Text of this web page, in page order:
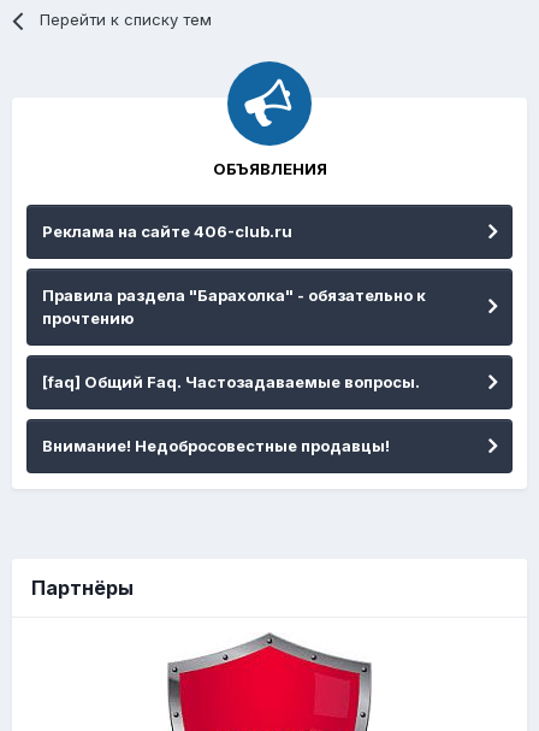
Перейти к списку тем
ОБЪЯВЛЕНИЯ
Реклама на сайте 406-club.ru
Правила раздела "Барахолка" - обязательно к
прочтению
[faq] Общий Faq. Частозадаваемые вопросы.
Внимание! Недобросовестные продавцы!
Партнёры